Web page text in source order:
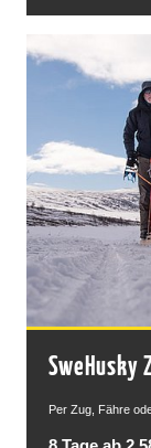
SweHusky
Per Zug, Fähre